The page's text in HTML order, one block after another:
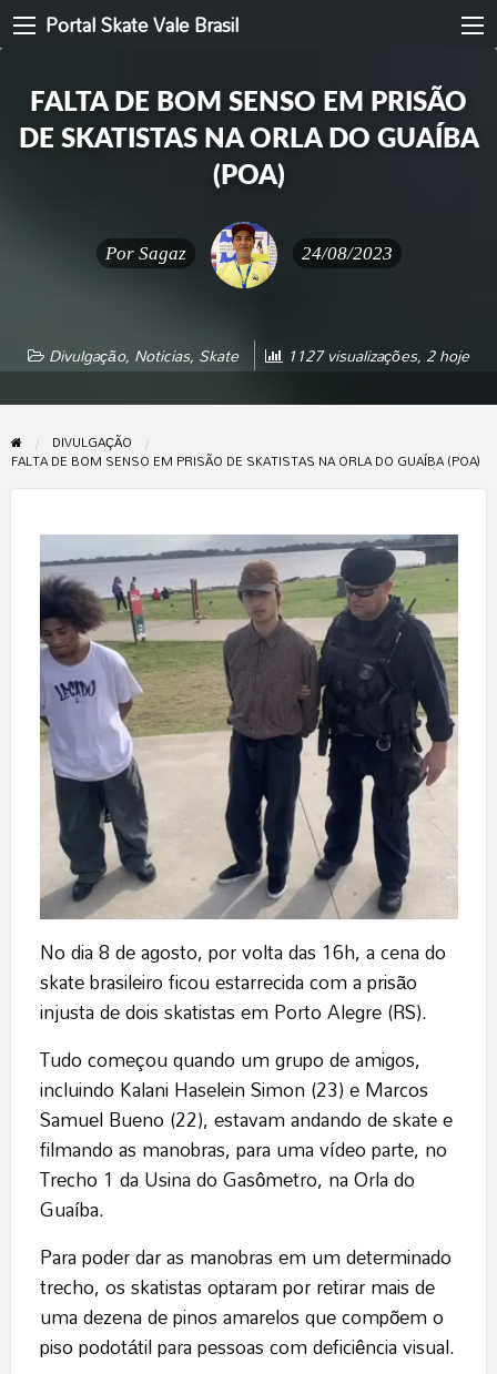
Portal Skate Vale Brasil
FALTA DE BOM SENSO EM PRISÃO
DE SKATISTAS NA ORLA DO GUAÍBA
(POA)
Por Sagaz 24/08/2023
Divulgação, Noticias, Skate 1127 visualizações, 2 hoje
DIVULGAÇÃO
FALTA DE BOM SENSO EM PRISÃO DE SKATISTAS NA ORLA DO GUAÍBA (POA)
No dia 8 de agosto, por volta das 16h, a cena do
skate brasileiro ficou estarrecida com a prisão
injusta de dois skatistas em Porto Alegre (RS).
Tudo começou quando um grupo de amigos,
incluindo Kalani Haselein Simon (23) e Marcos
Samuel Bueno (22), estavam andando de skate e
filmando as manobras, para uma vídeo parte, no
Trecho 1 da Usina do Gasômetro, na Orla do
Guaíba.
Para poder dar as manobras em um determinado
trecho, os skatistas optaram por retirar mais de
uma dezena de pinos amarelos que compõem o
piso podotátil para pessoas com deficiência visual.